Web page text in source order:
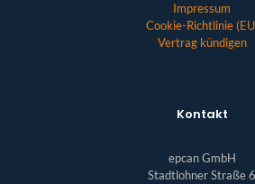
Impressum
Cookie-Richtlinie
Vertrag kündigen
Kontakt
epcan GmbH
Stadtlohner Straße 6